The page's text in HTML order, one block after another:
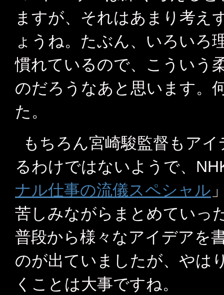
ますが、それはあまり考え
ょうね。たぶん、いろいろ
慣れているので、こういう
のだろうなあと思います。
た。
もちろん宮崎駿監督もア
るわけではないようで、
ナル仕事の流儀スペシャル
苦しみながらまとめていっ
普段から様々なアイデアを
のが出ていましたが、やは
くことは大事ですね。